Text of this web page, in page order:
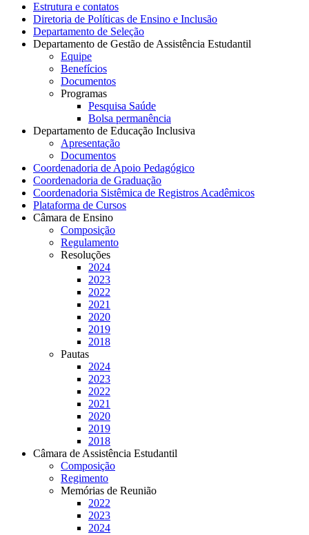
Estrutura e contatos
Diretoria de Políticas de Ensino e Inclusão
Departamento de Seleção
Departamento de Gestão de Assistência Estudantil
Equipe
Benefícios
Documentos
Programas
Pesquisa Saúde
Bolsa permanência
Departamento de Educação Inclusiva
Apresentação
Documentos
Coordenadoria de Apoio Pedagógico
Coordenadoria de Graduação
Coordenadoria Sistêmica de Registros Acadêmicos
Plataforma de Cursos
Câmara de Ensino
Composição
Regulamento
Resoluções
2024
2023
2022
2021
2020
2019
2018
Pautas
2024
2023
2022
2021
2020
2019
2018
Câmara de Assistência Estudantil
Composição
Regimento
Memórias de Reunião
2022
2023
2024